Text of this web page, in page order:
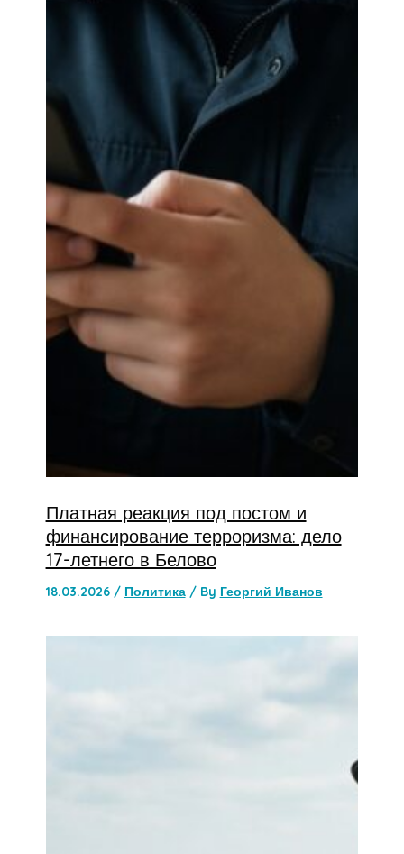
Платная реакция под постом и
финансирование терроризма: дело
17-летнего в Белово
18.03.2026 / Политика/ By Георгий Иванов